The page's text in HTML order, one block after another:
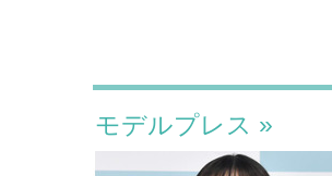
モデルプレス